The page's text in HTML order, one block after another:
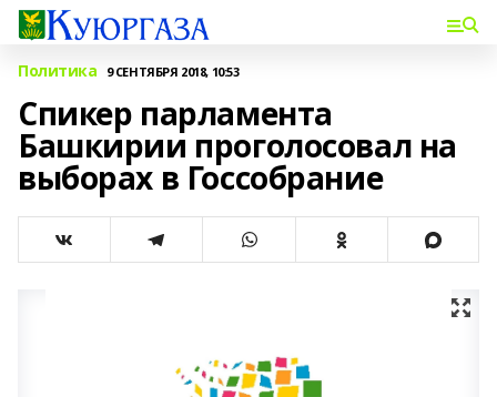
Политика 9 СЕНТЯБРЯ 2018, 10:53
Спикер парламента
Башкирии проголосовал на
выборах в Госсобрание